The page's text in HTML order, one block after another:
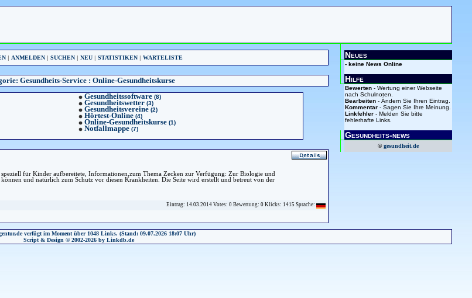
| ANMELDEN | SUCHEN | NEU | STATISTIKEN | WARTELISTE
Gesundheits-Service: Online-Gesundheitskurse
Gesundheitssoftware (8)
Gesundheitswetter (3)
Gesundheitsvereine (2)
Hörtest-Online (4)
Online-Gesundheitskurse (1)
Notfallmappe (7)
für Kinder aufbereitete, Informationen,zum Thema Zecken zur Verfügung: Zur Biologie und
und natürlich zum Schutz vor diesen Krankheiten. Die Seite wird erstellt und betreut von der
Eintrag: 14.03.2014 Votes: 0 Bewertung: 0 Klicks: 1415 Sprache:
Neues
- keine News Online
Hilfe
Bewerten - Wertung einer Webseite
nach Schulnoten.
Bearbeiten - Ändern Sie Ihren Eintrag.
Kommentar - Sagen Sie Ihre Meinung.
Linkfehler - Melden Sie bitte
fehlerhafte Links.
Gesundheits-news
© gesundheit.de
verfügt im Moment über 1048 Links. (Stand: 09.07.2026 18:07 Uhr)
Script & Design © 2002-2026 by Linkdb.de